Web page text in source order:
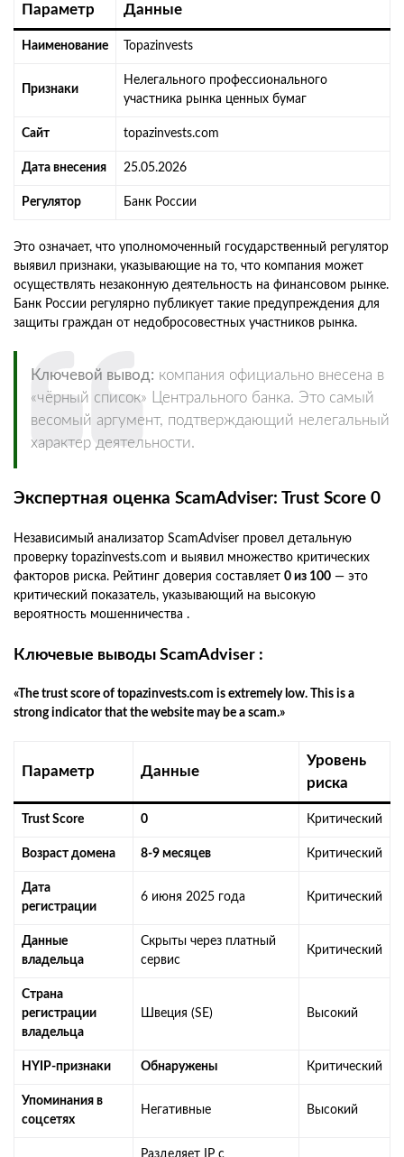
Параметр Данные
Наименование Topazinvests
Признаки
Нелегального профессионального
участника рынка ценных бумаг
Сайт topazinvests.com
Дата внесения 25.05.2026
Регулятор Банк России
Это означает, что уполномоченный государственный регулятор
выявил признаки, указывающие на то, что компания может
осуществлять незаконную деятельность на финансовом рынке.
Банк России регулярно публикует такие предупреждения для
защиты граждан от недобросовестных участников рынка.
Ключевой вывод: компания официально внесена в
«чёрный список» Центрального банка. Это самый
весомый аргумент, подтверждающий нелегальный
характер деятельности.
Экспертная оценка ScamAdviser: Trust Score 0
Независимый анализатор ScamAdviser провел детальную
проверку topazinvests.com и выявил множество критических
факторов риска. Рейтинг доверия составляет 0 из 100 — это
критический показатель, указывающий на высокую
вероятность мошенничества .
Ключевые выводы ScamAdviser :
«The trust score of topazinvests.com is extremely low. This is a
strong indicator that the website may be a scam.»
Параметр Данные
Уровень
риска
Trust Score 0 Критический
Возраст домена 8-9 месяцев Критический
Дата
регистрации
6 июня 2025 года Критический
Данные
владельца
Скрыты через платный
сервис
Критический
Страна
регистрации
владельца
Швеция (SE) Высокий
HYIP-признаки Обнаружены Критический
Упоминания в
соцсетях
Негативные Высокий
Разделяет IP с